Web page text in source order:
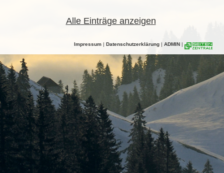
Alle Einträge anzeigen
Impressum | Datenschutzerklärung | ADMIN |